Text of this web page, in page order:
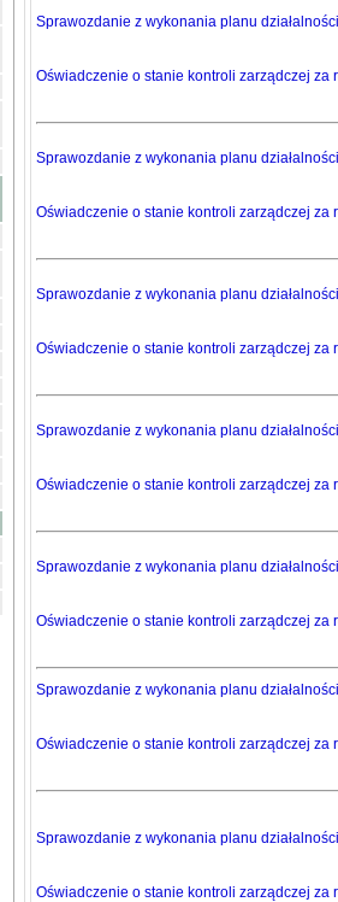
Sprawozdanie z wykonania planu
Oświadczenie o stanie kontroli zarządczej za
Sprawozdanie z wykonania planu
Oświadczenie o stanie kontroli zarządczej za
Sprawozdanie z wykonania planu
Oświadczenie o stanie kontroli zarządczej za
Sprawozdanie z wykonania planu
Oświadczenie o stanie kontroli zarządczej za
Sprawozdanie z wykonania planu
Oświadczenie o stanie kontroli zarządczej za
Sprawozdanie z wykonania planu
Oświadczenie o stanie kontroli zarządczej za
Sprawozdanie z wykonania planu
Oświadczenie o stanie kontroli zarządczej za